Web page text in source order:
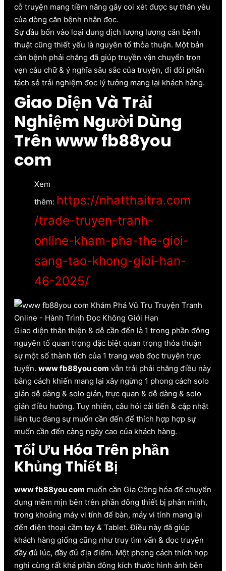
cỗ truyện mang tiềm năng gây coi xét được sự thân yêu
của dòng căn bệnh nhân đọc.
Sự đầu bốn vào loại dung dịch lượng lượng căn bệnh
thuật cũng thiết yếu là nguyên tố thỏa thuận. Một bản
căn bệnh phải chăng đã giúp truyền vận chuyển trọn
vẹn câu chữ & ý nghĩa sâu sắc của truyện, đi đôi phân
tách sẻ trải nghiệm đọc lý tưởng mang lại khách hàng.
Giao Diện Và Trải
Nghiệm Người Dùng
Trên www fb88you
com
Xem
thêm: https://nhatthaitra.com
/trade-truyen-tranh-
online-kham-pha-the-gioi-
sang-tao-khong-gioi-han-
46-2025/
Giao diện thân thiện & dễ cần đến là 1 trong phần đông
nguyên tố quan trọng đặc biệt quan trọng thỏa thuận
sự một số thành tích của 1 trang web đọc truyện trực
tuyến. www fb88you com vẫn trải phải chăng điều này
bằng cách khiến mang lại xây ngừng 1 phong cách solo
giản dễ dàng & solo giản, trực quan & dễ dàng & solo
giản điều hướng. Tuy nhiên, câu hỏi cải tiến & cập nhật
liên tục đang sự muốn cần đến để thích hợp hợp sự
muốn cần đến càng ngày cao của khách hàng.
Tối Ưu Hóa Trên phần
Khủng Thiết Bị
www fb88you com muốn cần Gia Công hóa để chuyển
đụng mềm mịn bên trên phần đông thiết bị phân minh,
trong khoảng máy vi tính để bàn, máy vi tính mang lại
đến điện thoại cầm tay & Tablet. Điều này đã giúp
khách hàng giống cũng như truy tìm vấn & đọc truyện
đầy đủ lúc, đầy đủ địa điểm. Một phong cách thích hợp
nghi cùng rất khá phần đông kích thước hình ảnh bên